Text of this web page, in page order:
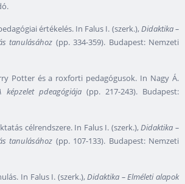
értékelés. In Falus I. (szerk.),Didaktika –
tanulásához (pp. 334-359). Budapest: Nemzeti
Potter és a roxforti pedagógusok. In Nagy Á.
képzelet pdeagógiája(pp. 217-243). Budapest:
célrendszere. In Falus I. (szerk.),Didaktika –
tanulásához (pp. 107-133). Budapest: Nemzeti
In Falus I. (szerk.),Didaktika – Elméleti alapok